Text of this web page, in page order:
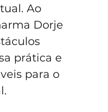
Ao
Dorje
prática e
para o